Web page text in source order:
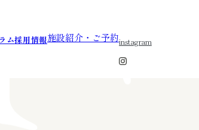
ム採用情報施設紹介・ご予約instagram